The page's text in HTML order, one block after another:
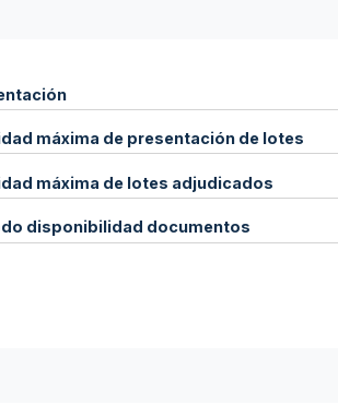
máxima de presentación de lotes
máxima de lotes adjudicados
disponibilidad documentos